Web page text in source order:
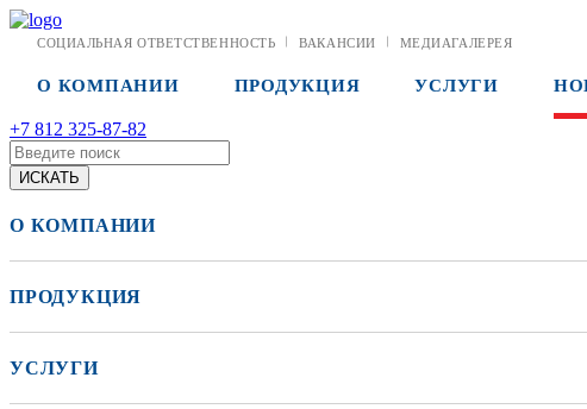
СОЦИАЛЬНАЯ ОТВЕТСТВЕННОСТЬ ВАКАНСИИ МЕДИАГАЛЕРЕЯ
О КОМПАНИИ ПРОДУКЦИЯ УСЛУГИ
+7 812 325-87-82
О КОМПАНИИ
ПРОДУКЦИЯ
УСЛУГИ